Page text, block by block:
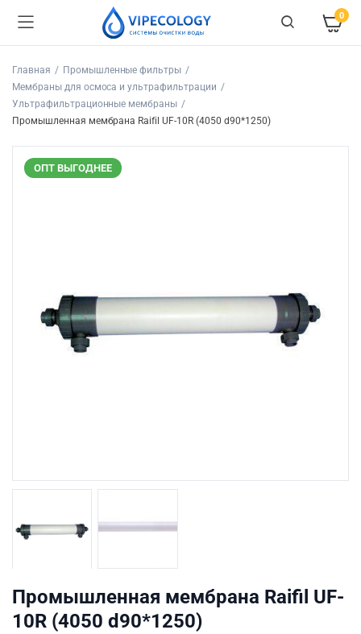
0
Главная
Промышленные фильтры
Мембраны для осмоса и ультрафильтрации
Ультрафильтрационные мембраны
Промышленная мембрана Raifil UF-10R (4050 d90*1250)
ОПТ ВЫГОДНЕЕ
Промышленная мембрана Raifil UF-
10R (4050 d90*1250)